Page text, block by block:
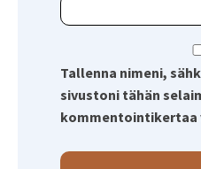
Tallenna nimeni,
sivustoni tähän
kommentointikertaa